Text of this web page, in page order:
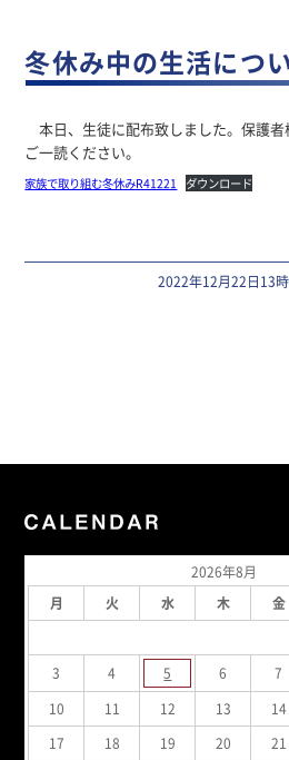
冬休み中の生活につ
本日、生徒に配布致しました。保護者
ご一読ください。
家族で取り組む冬休みR41221 ダウンロード
2022年12月22日13
2026年8月
月
火 水 木 金
3
4 5 6 7
10
11 12 13 14
17
18 19 20 21